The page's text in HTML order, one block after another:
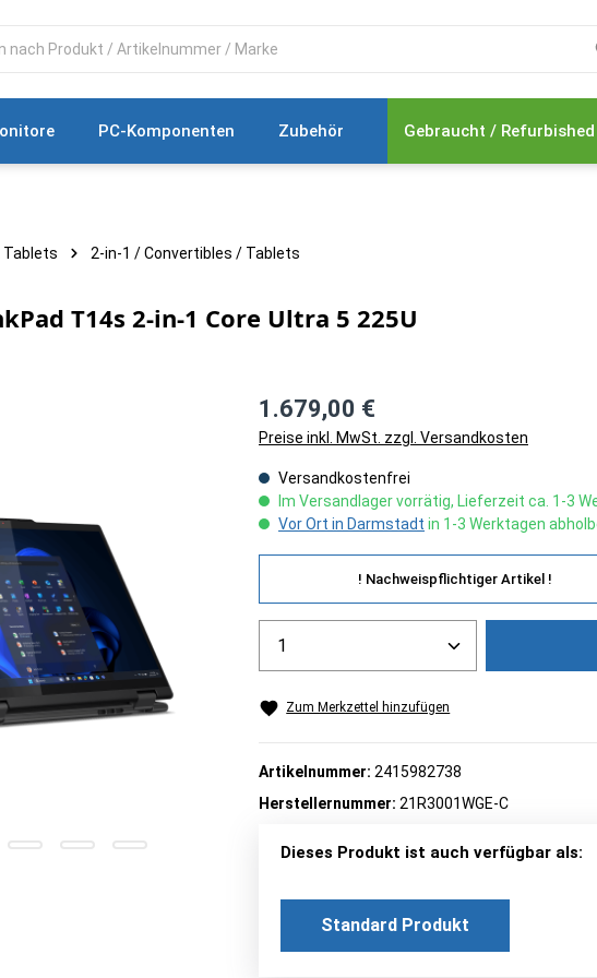
PC-Komponenten Zubehör Gebraucht / Refurbished
Tablets 2-in-1 / Convertibles / Tablets
T14s 2-in-1 Core Ultra 5 225U
1.679,00 €
Preise inkl. MwSt. zzgl. Versandkosten
Versandkostenfrei
Im Versandlager vorrätig, Lieferzeit ca. 1-3
Vor Ort in Darmstadt in 1-3 Werktagen
! Nachweispflichtiger Artikel !
Produkt Anzahl: Gib den
Zum Merkzettel hinzufügen
Artikelnummer: 2415982738
Herstellernummer: 21R3001WGE-C
Dieses Produkt ist auch verfügbar als:
Standard Produkt